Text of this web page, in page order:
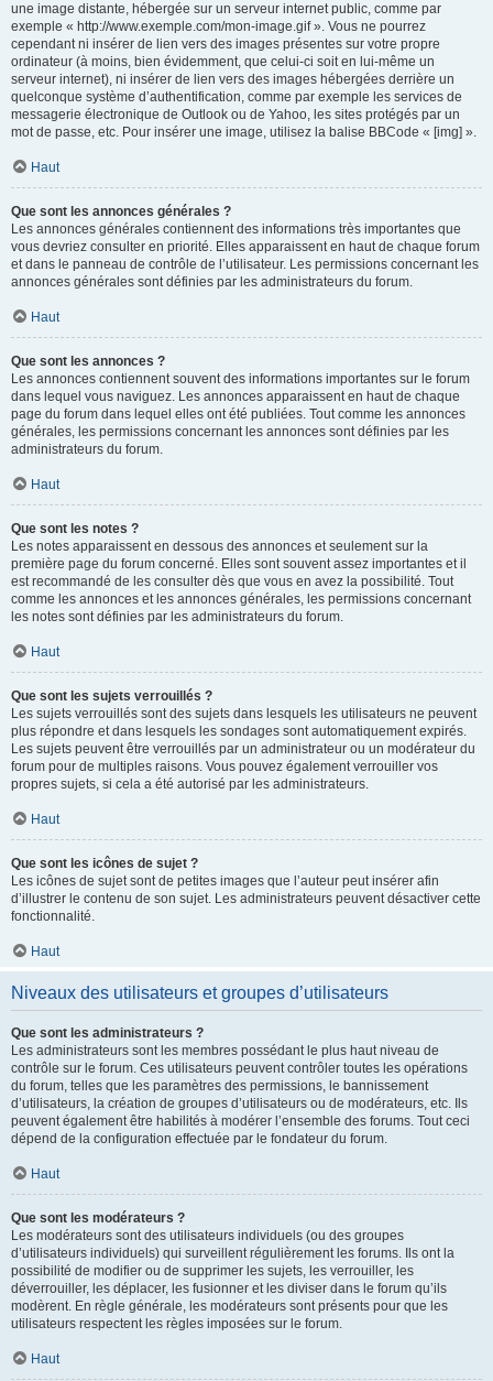
une image distante, hébergée sur un serveur internet public, comme par
exemple « http://www.exemple.com/mon-image.gif ». Vous ne pourrez
cependant ni insérer de lien vers des images présentes sur votre propre
ordinateur (à moins, bien évidemment, que celui-ci soit en lui-même un
serveur internet), ni insérer de lien vers des images hébergées derrière un
quelconque système d’authentification, comme par exemple les services de
messagerie électronique de Outlook ou de Yahoo, les sites protégés par un
mot de passe, etc. Pour insérer une image, utilisez la balise BBCode « [img] ».
Haut
Que sont les annonces générales ?
Les annonces générales contiennent des informations très importantes que
vous devriez consulter en priorité. Elles apparaissent en haut de chaque forum
et dans le panneau de contrôle de l’utilisateur. Les permissions concernant les
annonces générales sont définies par les administrateurs du forum.
Haut
Que sont les annonces ?
Les annonces contiennent souvent des informations importantes sur le forum
dans lequel vous naviguez. Les annonces apparaissent en haut de chaque
page du forum dans lequel elles ont été publiées. Tout comme les annonces
générales, les permissions concernant les annonces sont définies par les
administrateurs du forum.
Haut
Que sont les notes ?
Les notes apparaissent en dessous des annonces et seulement sur la
première page du forum concerné. Elles sont souvent assez importantes et il
est recommandé de les consulter dès que vous en avez la possibilité. Tout
comme les annonces et les annonces générales, les permissions concernant
les notes sont définies par les administrateurs du forum.
Haut
Que sont les sujets verrouillés ?
Les sujets verrouillés sont des sujets dans lesquels les utilisateurs ne peuvent
plus répondre et dans lesquels les sondages sont automatiquement expirés.
Les sujets peuvent être verrouillés par un administrateur ou un modérateur du
forum pour de multiples raisons. Vous pouvez également verrouiller vos
propres sujets, si cela a été autorisé par les administrateurs.
Haut
Que sont les icônes de sujet ?
Les icônes de sujet sont de petites images que l’auteur peut insérer afin
d’illustrer le contenu de son sujet. Les administrateurs peuvent désactiver cette
fonctionnalité.
Haut
Niveaux des utilisateurs et groupes d’utilisateurs
Que sont les administrateurs ?
Les administrateurs sont les membres possédant le plus haut niveau de
contrôle sur le forum. Ces utilisateurs peuvent contrôler toutes les opérations
du forum, telles que les paramètres des permissions, le bannissement
d’utilisateurs, la création de groupes d’utilisateurs ou de modérateurs, etc. Ils
peuvent également être habilités à modérer l’ensemble des forums. Tout ceci
dépend de la configuration effectuée par le fondateur du forum.
Haut
Que sont les modérateurs ?
Les modérateurs sont des utilisateurs individuels (ou des groupes
d’utilisateurs individuels) qui surveillent régulièrement les forums. Ils ont la
possibilité de modifier ou de supprimer les sujets, les verrouiller, les
déverrouiller, les déplacer, les fusionner et les diviser dans le forum qu’ils
modèrent. En règle générale, les modérateurs sont présents pour que les
utilisateurs respectent les règles imposées sur le forum.
Haut